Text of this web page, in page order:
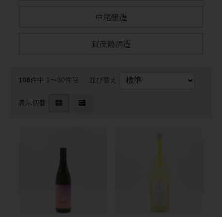
中尾醸造
賀茂鶴酒造
108件中 1〜30件目 並び替え
表示切替